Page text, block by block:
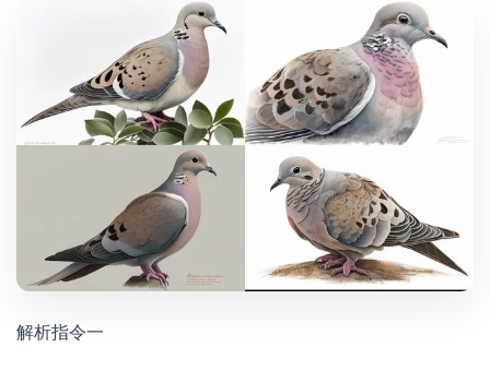
解析指令一